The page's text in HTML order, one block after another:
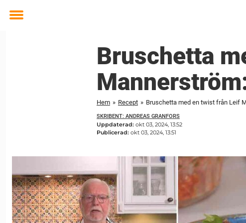
Toggle
Bruschetta
Hem » Recept » Bruschetta med en twist från Leif
SKRIBENT: ANDREAS GRANFORS
Uppdaterad: okt 03, 2024, 13:52
Publicerad: okt 03, 2024, 13:51